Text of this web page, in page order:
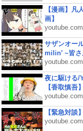
【漫画】凡
画】
youtube.com
サザンオー
milin’ ~皆
youtube.com
夜に駆ける/
【香取慎吾】
youtube.com
【緊急対談
youtube.com